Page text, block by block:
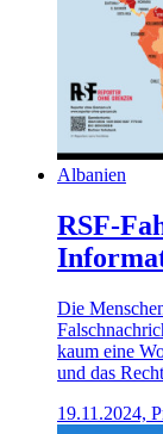
Albanien
RSF-
Die
kaum eine
und das
19.11.2024,